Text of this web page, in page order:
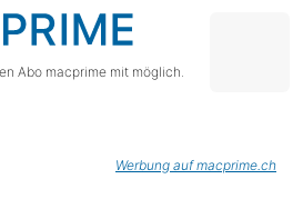
Abo macprime mit möglich.
Werbung auf macprime.ch